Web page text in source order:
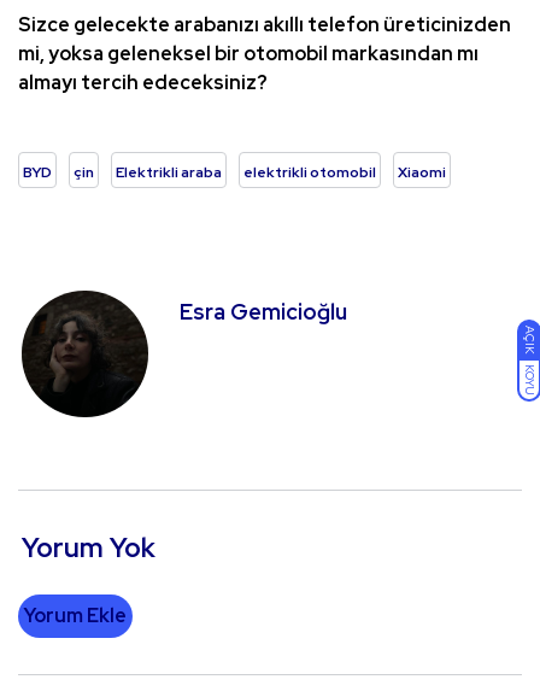
AÇIK
KOYU
Sizce gelecekte arabanızı akıllı telefon üreticinizden
mi, yoksa geleneksel bir otomobil markasından mı
almayı tercih edeceksiniz?
BYD çin Elektrikli araba elektrikli otomobil Xiaomi
Esra Gemicioğlu
Yorum Yok
Yorum Ekle